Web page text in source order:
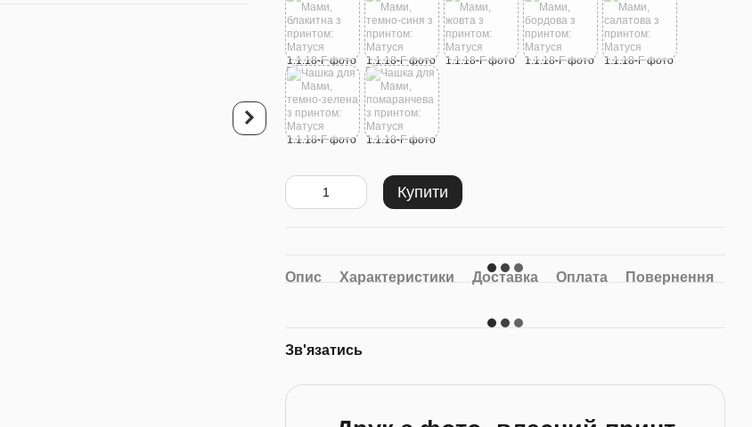
Купуйте разом
Чашка для Мами,
Кольорова з Фото: Матуся
Фотомагніти A7 100x70mm
8шт Комплект
646 грн 680 грн
Купити
Опис Характеристики Доставка Оплата Повернення
Зв'язатись